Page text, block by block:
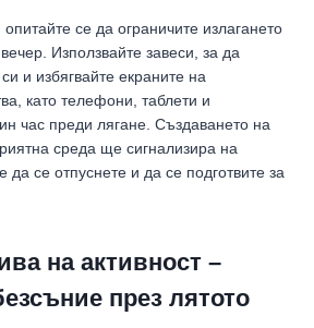
се да ограничите излагането
Използвайте завеси, за да
и избягвайте екраните на
като телефони, таблети и
час преди лягане. Създаването на
среда ще сигнализира на
да се отпуснете и да се подготвите за
на активност –
през лятото